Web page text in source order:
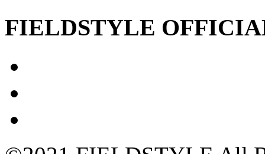
FIELDSTYLE